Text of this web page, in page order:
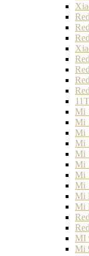
Mi
Mi
Mi
Mi
Mi
Mi
Mi
Mi
Mi
Mi
MI
Mi